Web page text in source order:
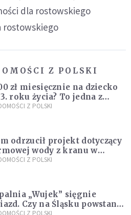
dla rostowskiego
Z POLSKI
zł miesięcznie na dziecko
roku życia? To jedna z
programu "Rozwój
Z POLSKI
odrzucił projekt dotyczący
wody z kranu w
Z POLSKI
„Wujek” sięgnie
Czy na Śląsku powstanie
Z POLSKI